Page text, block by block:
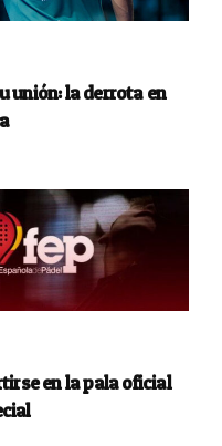
unión: la derrota en
en la pala oficial